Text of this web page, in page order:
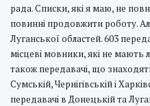
рада. Списки, які я маю, не
повинні продовжити роботу.
Луганської областей. 603
місцеві мовники, які не мають
також передавачі, що
Сумській, Чернігівській і
передавачі в Донецькій та